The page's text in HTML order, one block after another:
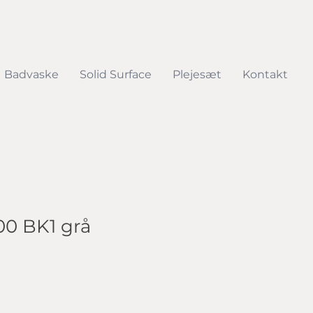
Badvaske Solid Surface Plejesæt Kontakt
BK1 grå